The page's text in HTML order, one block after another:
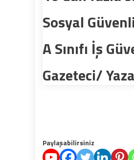
Sosyal
A Sınıfı İş
Gazeteci/
Paylaşabilirsiniz